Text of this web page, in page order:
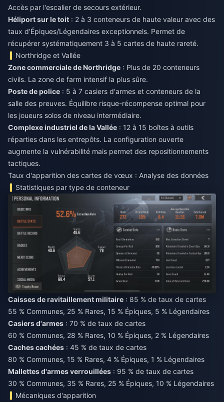
Accès par l'escalier de secours extérieur.
Héliport sur le toit : 2 à 3 conteneurs de haute valeur avec des
taux d'Épiques/Légendaires exceptionnels. Permet de
récupérer systématiquement 3 à 5 cartes de haute rareté.
Northridge et Vallée
Zone commerciale de Northridge : Plus de 20 conteneurs
civils. La zone de farm intensif la plus sûre.
Poste de police : 5 à 7 casiers d'armes et conteneurs de la
salle des preuves. Équilibre risque-récompense optimal pour
les joueurs solos de niveau intermédiaire.
Complexe industriel de la Vallée : 12 à 15 boîtes à outils
réparties dans les entrepôts. La configuration ouverte
augmente la vulnérabilité mais permet des repositionnements
tactiques.
Taux d'apparition des cartes de vœux : Analyse des données
Statistiques par type de conteneur
Caisses de ravitaillement militaire : 85 % de taux de cartes
55 % Communes, 25 % Rares, 15 % Épiques, 5 % Légendaires
Casiers d'armes : 70 % de taux de cartes
60 % Communes, 28 % Rares, 10 % Épiques, 2 % Légendaires
Caches cachées : 45 % de taux de cartes
80 % Communes, 15 % Rares, 4 % Épiques, 1 % Légendaires
Mallettes d'armes verrouillées : 95 % de taux de cartes
30 % Communes, 35 % Rares, 25 % Épiques, 10 % Légendaires
Mécaniques d'apparition